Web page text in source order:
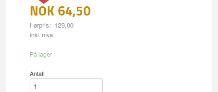
NOK 64,50
Førpris: 129,00
Rabatt
inkl. mva.
På lager
Antall